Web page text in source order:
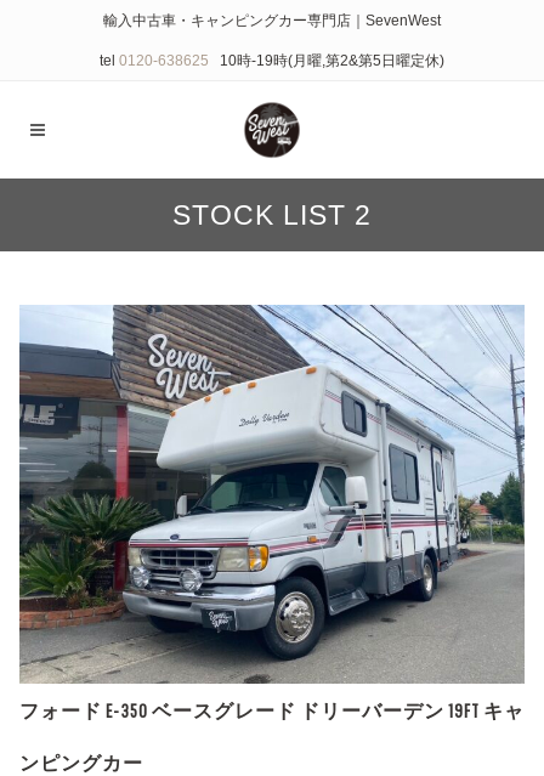
輸入中古車・キャンピングカー専門店｜SevenWest
tel 0120-638625 10時-19時(月曜,第2&第5日曜定休)
STOCK LIST 2
フォード E-350 ベースグレード ドリーバーデン 19FT キャ
ンピングカー